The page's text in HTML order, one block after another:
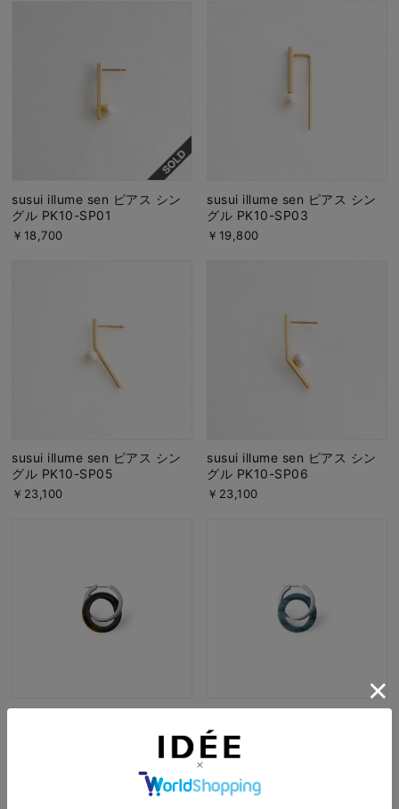
susui illume sen ピアス シン
グル PK10-SP01
￥18,700
susui illume sen ピアス シン
グル PK10-SP03
￥19,800
susui illume sen ピアス シン
グル PK10-SP05
￥23,100
susui illume sen ピアス シン
グル PK10-SP06
￥23,100
ペア M シルバー マット×ブラ
ペア M シルバー マット×ブル
ー